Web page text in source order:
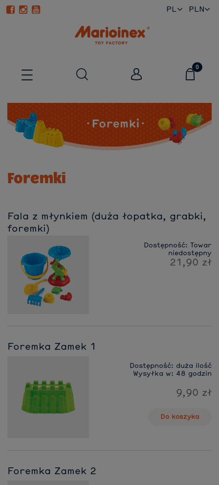
PL
Foremki
Fala z młynkiem (duża łopatka, grabki,
foremki)
Dostępność:
Towar
niedostępny
21,90 zł
Foremka Zamek 1
Dostępność: duża ilość
Wysyłka w: 48 godzin
9,90 zł
Do koszyka
Foremka Zamek 2